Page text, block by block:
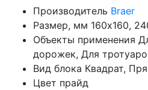
Производитель Braer
Размер, мм 160х160,
Объекты применения
дорожек, Для
Вид блока Квадрат,
Цвет прайд